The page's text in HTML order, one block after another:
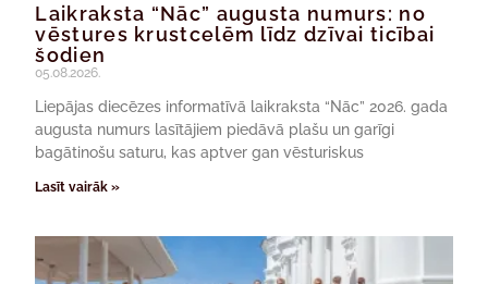
Laikraksta “Nāc” augusta numurs: no
vēstures krustcelēm līdz dzīvai ticībai
šodien
05.08.2026.
Liepājas diecēzes informatīvā laikraksta “Nāc” 2026. gada
augusta numurs lasītājiem piedāvā plašu un garīgi
bagātinošu saturu, kas aptver gan vēsturiskus
Lasīt vairāk »